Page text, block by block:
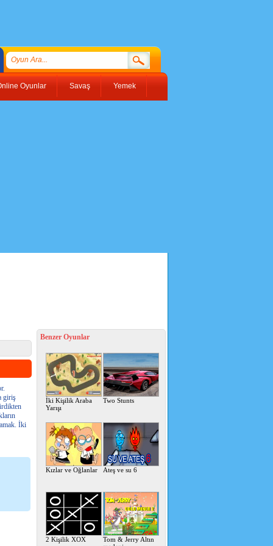
Oyunlar Savaş Yemek
giriş
İki
Benzer Oyunlar
İki Kişilik Araba
Yarışı
Two Stunts
Kızlar ve Oğlanlar Ateş ve su 6
2 Kişilik XOX
Tom & Jerry Altın